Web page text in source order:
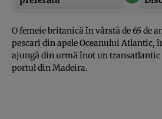
O femeie britanică în vârstă de 65 de
pescari din apele Oceanului Atlantic,
ajungă din urmă înot un transatlantic
portul din Madeira.